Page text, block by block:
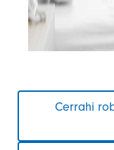
Cerrahi